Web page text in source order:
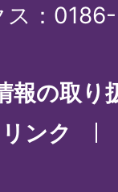
ス：
報の取り
リンク